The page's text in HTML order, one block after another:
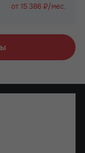
от 15 386 ₽/мес.